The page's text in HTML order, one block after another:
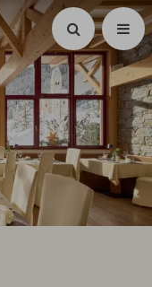
Suchen